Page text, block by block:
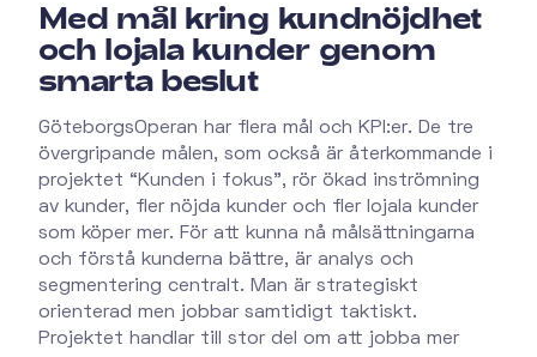
Med mål kring kundnöjdhet
och lojala kunder genom
smarta beslut
GöteborgsOperan har flera mål och KPI:er. De tre
övergripande målen, som också är återkommande i
projektet “Kunden i fokus”, rör ökad inströmning
av kunder, fler nöjda kunder och fler lojala kunder
som köper mer. För att kunna nå målsättningarna
och förstå kunderna bättre, är analys och
segmentering centralt. Man är strategiskt
orienterad men jobbar samtidigt taktiskt.
Projektet handlar till stor del om att jobba mer